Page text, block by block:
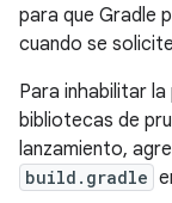
para que Gradle
cuando se
Para inhabilitar la
bibliotecas de
lanzamiento,
build.gradle